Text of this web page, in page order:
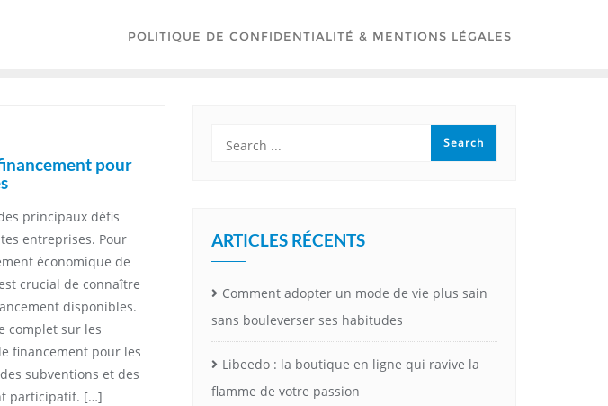
POLITIQUE DE CONFIDENTIALITÉ & MENTIONS LÉGALES
pour
principaux défis
entreprises. Pour
économique de
crucial de connaître
disponibles.
complet sur les
financement pour les
subventions et des
participatif. […]
ARTICLES RÉCENTS
Comment adopter un mode de vie plus sain
sans bouleverser ses habitudes
Libeedo : la boutique en ligne qui ravive la
flamme de votre passion